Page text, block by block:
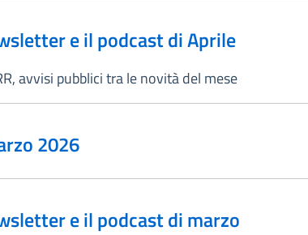
e il podcast di Aprile
avvisi pubblici tra le novità del mese
2026
e il podcast di marzo